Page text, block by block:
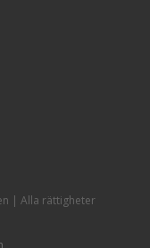
| Alla rättigheter